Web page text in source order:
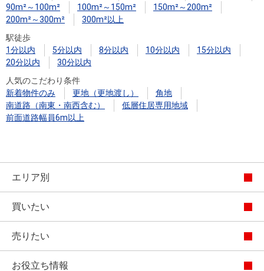
90m²～100m²
100m²～150m²
150m²～200m²
200m²～300m²
300m²以上
駅徒歩
1分以内
5分以内 8分以内 10分以内
15分以内
20分以内
30分以内
人気のこだわり条件
新着物件のみ
更地（更地渡し）
角地
南道路（南東・南西含む）
低層住居専用地域
前面道路幅員6m以上
エリア別
買いたい
売りたい
お役立ち情報